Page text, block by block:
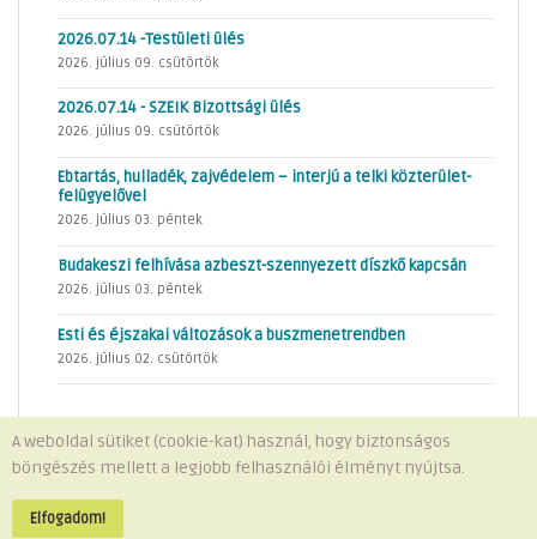
2026.07.14 -Testületi ülés
2026. július 09. csütörtök
2026.07.14 - SZEIK Bizottsági ülés
2026. július 09. csütörtök
Ebtartás, hulladék, zajvédelem – interjú a telki közterület-
felügyelővel
2026. július 03. péntek
Budakeszi felhívása azbeszt-szennyezett díszkő kapcsán
2026. július 03. péntek
Esti és éjszakai változások a buszmenetrendben
2026. július 02. csütörtök
Minden jog fenntartva © 2026 Telki Község Önkormányzata
A weboldal sütiket (cookie-kat) használ, hogy biztonságos
böngészés mellett a legjobb felhasználói élményt nyújtsa.
Elfogadom!